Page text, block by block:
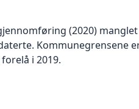
(2020) manglet
Kommunegrensene
i 2019.